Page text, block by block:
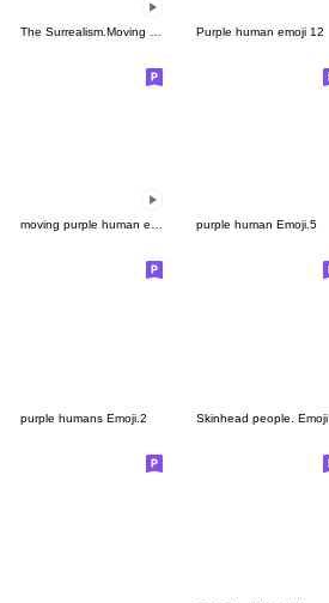
Purple human emoji 12
moving purple human emoji 1 purple human Emoji.5
purple humans Emoji.2 Skinhead people. Emoji